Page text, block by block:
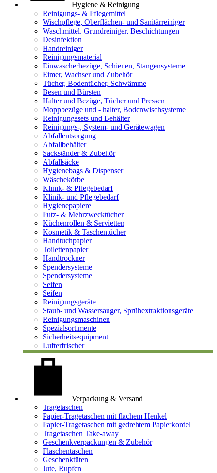
Hygiene & Reinigung
Reinigungs- & Pflegemittel
Wischpflege, Oberflächen- und Sanitärreiniger
Waschmittel, Grundreiniger, Beschichtungen
Desinfektion
Handreiniger
Reinigungsmaterial
Einwascherbezüge, Schienen, Stangensysteme
Eimer, Wachser und Zubehör
Tücher, Bodentücher, Schwämme
Besen und Bürsten
Halter und Bezüge, Tücher und Pressen
Moppbezüge und - halter, Bodenwischsysteme
Reinigungssets und Behälter
Reinigungs-, System- und Gerätewagen
Abfallentsorgung
Abfallbehälter
Sackständer & Zubehör
Abfallsäcke
Hygienebags & Dispenser
Wäschekörbe
Klinik- & Pflegebedarf
Klinik- und Pflegebedarf
Hygienepapiere
Putz- & Mehrzwecktücher
Küchenrollen & Servietten
Kosmetik & Taschentücher
Handtuchpapier
Toilettenpapier
Handtrockner
Spendersysteme
Spendersysteme
Seifen
Seifen
Reinigungsgeräte
Staub- und Wassersauger, Sprühextraktionsgeräte
Reinigungsmaschinen
Spezialsortimente
Sicherheitsequipment
Lufterfrischer
Verpackung & Versand
Tragetaschen
Papier-Tragetaschen mit flachem Henkel
Papier-Tragetaschen mit gedrehtem Papierkordel
Tragetaschen Take-away
Geschenkverpackungen & Zubehör
Flaschentaschen
Geschenktüten
Jute, Rupfen